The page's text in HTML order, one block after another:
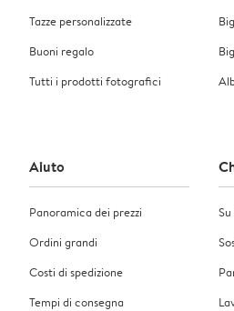
Tazze personalizzate
Buoni regalo
Tutti i prodotti fotografici
Aiuto
Panoramica dei prezzi
Ordini grandi
Costi di spedizione
Tempi di consegna